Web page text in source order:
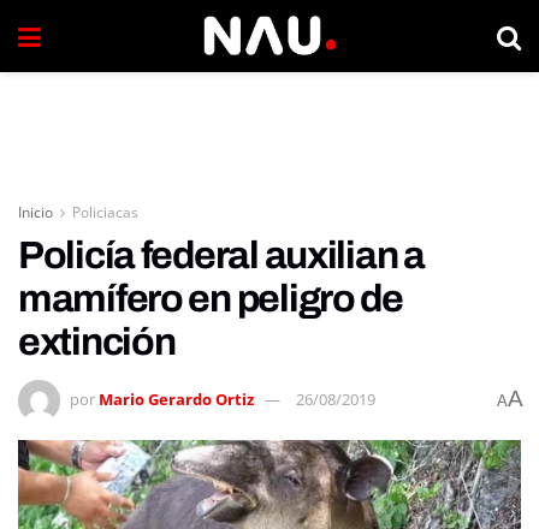
Inicio Policiacas
Policía federal auxilian a
mamífero en peligro de
extinción
por Mario Gerardo Ortiz 26/08/2019 AA